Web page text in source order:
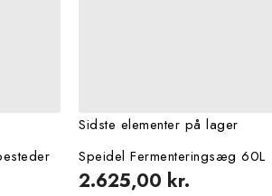
Sidste elementer på lager
Speidel Fermenteringsæg 60L
2.625,00 kr.